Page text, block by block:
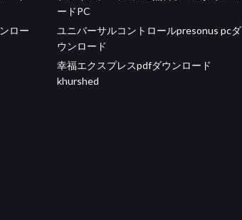
ロー
ードPC
ユニバーサルコントロールpresonus pcダ
ウンロード
幸福エクスプレスpdfダウンロード
khurshed